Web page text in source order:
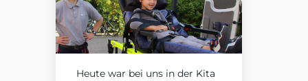
Heute war bei uns in der Kita